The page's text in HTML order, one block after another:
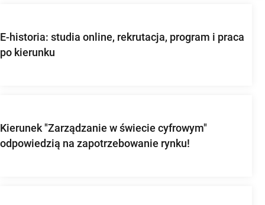
E-historia: studia online, rekrutacja, program i praca
po kierunku
Kierunek "Zarządzanie w świecie cyfrowym"
odpowiedzią na zapotrzebowanie rynku!